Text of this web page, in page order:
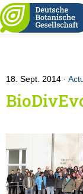
18. Sept. 2014